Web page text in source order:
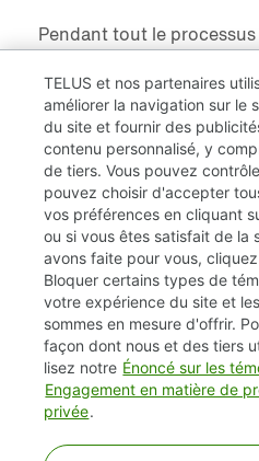
Pendant tout le
tenons compte des
candidats handicapés, au
Vie privée /
TELUS et nos partenaires
améliorer la navigation sur le
du site et fournir des
contenu personnalisé, y
de tiers. Vous pouvez
pouvez choisir d'accepter
vos préférences en cliquant
ou si vous êtes satisfait de la
avons faite pour vous,
Bloquer certains types de
votre expérience du site et
sommes en mesure d'offrir.
façon dont nous et des tiers
lisez notre Énoncé sur les
Engagement en matière de
privée.